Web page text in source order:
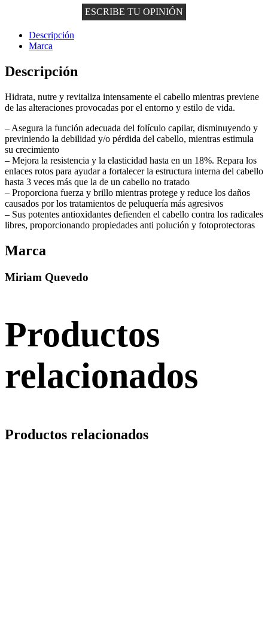
ESCRIBE TU OPINIÓN
Descripción
Marca
Descripción
Hidrata, nutre y revitaliza intensamente el cabello mientras previene
de las alteraciones provocadas por el entorno y estilo de vida.
– Asegura la función adecuada del folículo capilar, disminuyendo y
previniendo la debilidad y/o pérdida del cabello, mientras estimula
su crecimiento
– Mejora la resistencia y la elasticidad hasta en un 18%. Repara los
enlaces rotos para ayudar a fortalecer la estructura interna del cabello
hasta 3 veces más que la de un cabello no tratado
– Proporciona fuerza y brillo mientras protege y reduce los daños
causados por los tratamientos de peluquería más agresivos
– Sus potentes antioxidantes defienden el cabello contra los radicales
libres, proporcionando propiedades anti polución y fotoprotectoras
Marca
Miriam Quevedo
Productos
relacionados
Productos relacionados